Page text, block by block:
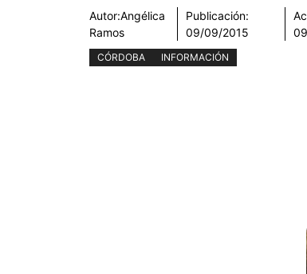
Autor:Angélica
Ramos
Publicación:
09/09/2015
CÓRDOBA INFORMACIÓN